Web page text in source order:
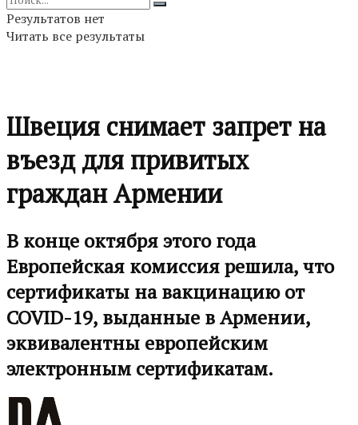
Результатов нет
Читать все результаты
Швеция снимает запрет на
въезд для привитых
граждан Армении
В конце октября этого года
Европейская комиссия решила, что
сертификаты на вакцинацию от
COVID-19, выданные в Армении,
эквивалентны европейским
электронным сертификатам.